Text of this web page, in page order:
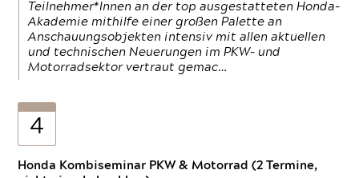
Teilnehmer*Innen an der top ausgestatteten Honda-
Akademie mithilfe einer großen Palette an
Anschauungsobjekten intensiv mit allen aktuellen
und technischen Neuerungen im PKW- und
Motorradsektor vertraut gemac…
4
Honda Kombiseminar PKW & Motorrad (2 Termine,